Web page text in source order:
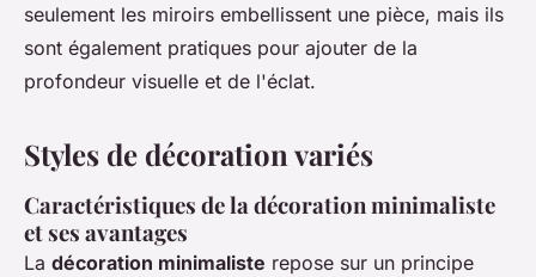
seulement les miroirs embellissent une pièce, mais ils
sont également pratiques pour ajouter de la
profondeur visuelle et de l'éclat.
Styles de décoration variés
Caractéristiques de la décoration minimaliste
et ses avantages
La décoration minimaliste repose sur un principe